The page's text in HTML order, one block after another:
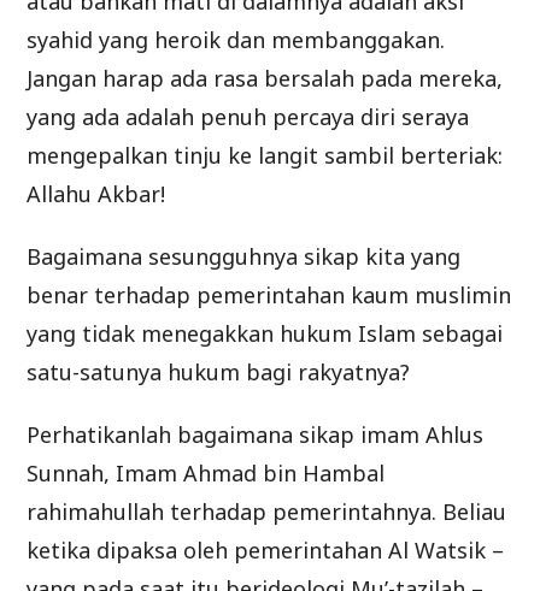
syahid yang heroik dan membanggakan.
Jangan harap ada rasa bersalah pada mereka,
yang ada adalah penuh percaya diri seraya
mengepalkan tinju ke langit sambil berteriak:
Allahu Akbar!
Bagaimana sesungguhnya sikap kita yang
benar terhadap pemerintahan kaum muslimin
yang tidak menegakkan hukum Islam sebagai
satu-satunya hukum bagi rakyatnya?
Perhatikanlah bagaimana sikap imam Ahlus
Sunnah, Imam Ahmad bin Hambal
rahimahullah terhadap pemerintahnya. Beliau
ketika dipaksa oleh pemerintahan Al Watsik –